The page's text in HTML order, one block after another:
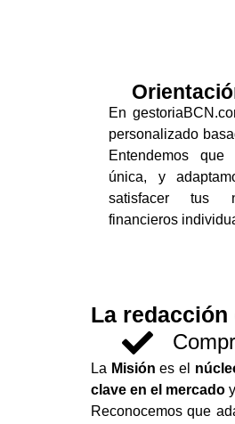
En
personalizado
Entendemos
única, y
satisfacer tus
financieros
La redacción
La Misión es el
clave en el mercado
Reconocemos que